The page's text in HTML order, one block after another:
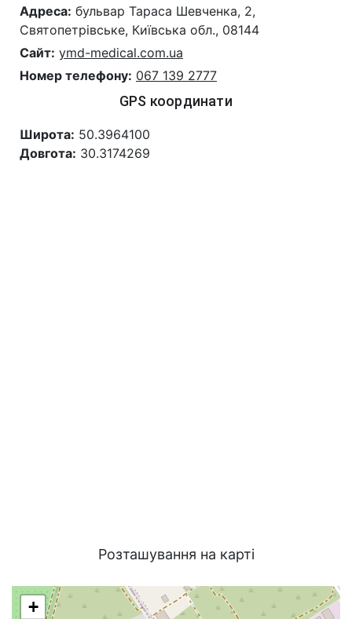
Адреса: бульвар Тараса Шевченка, 2,
Святопетрівське, Київська обл., 08144
Сайт: ymd-medical.com.ua
Номер телефону: 067 139 2777
GPS координати
Широта: 50.3964100
Довгота: 30.3174269
Розташування на карті
+